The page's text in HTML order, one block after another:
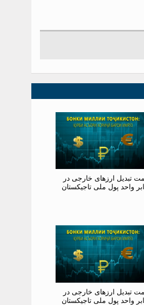
تبدیل ارزهای خارجی در
واحد پول ملی تاجیکستان
تبدیل ارزهای خارجی در
واحد پول ملی تاجیکستان